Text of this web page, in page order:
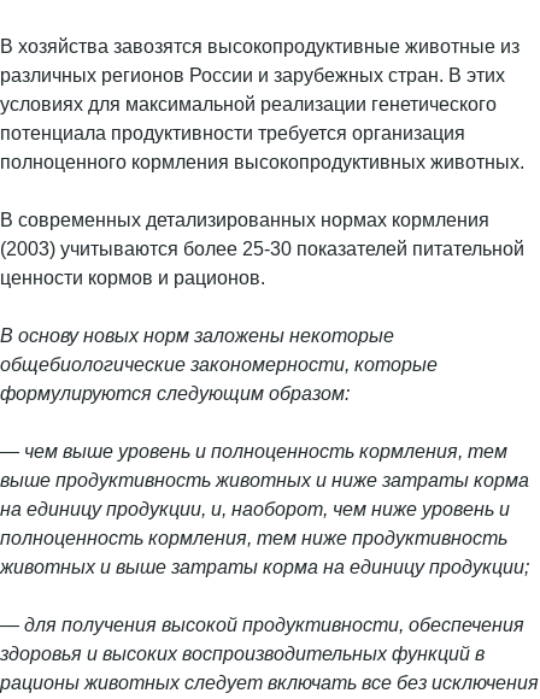
В хозяйства завозятся высокопродуктивные животные из
различных регионов России и зарубежных стран. В этих
условиях для максимальной реализации генетического
потенциала продуктивности требуется организация
полноценного кормления высокопродуктивных животных.
В современных детализированных нормах кормления
(2003) учитываются более 25-30 показателей питательной
ценности кормов и рационов.
В основу новых норм заложены некоторые
общебиологические закономерности, которые
формулируются следующим образом:
— чем выше уровень и полноценность кормления, тем
выше продуктивность животных и ниже затраты корма
на единицу продукции, и, наоборот, чем ниже уровень и
полноценность кормления, тем ниже продуктивность
животных и выше затраты корма на единицу продукции;
— для получения высокой продуктивности, обеспечения
здоровья и высоких воспроизводительных функций в
рационы животных следует включать все без исключения